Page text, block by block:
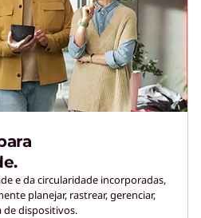
e da circularidade incorporadas,
planejar, rastrear, gerenciar,
de dispositivos.